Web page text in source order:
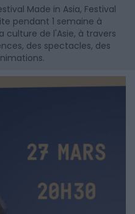
Made in Asia, Festival
pendant 1 semaine à
culture de l'Asie, à travers
des spectacles, des